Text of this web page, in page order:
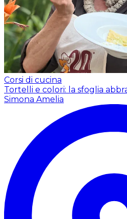
Corsi di cucina
Tortelli e colori: la sfoglia
Simona Amelia